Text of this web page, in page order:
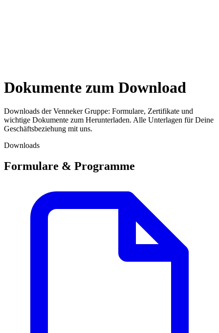
Dokumente zum Download
Downloads der Venneker Gruppe: Formulare, Zertifikate und
wichtige Dokumente zum Herunterladen. Alle Unterlagen für Deine
Geschäftsbeziehung mit uns.
Downloads
Formulare & Programme